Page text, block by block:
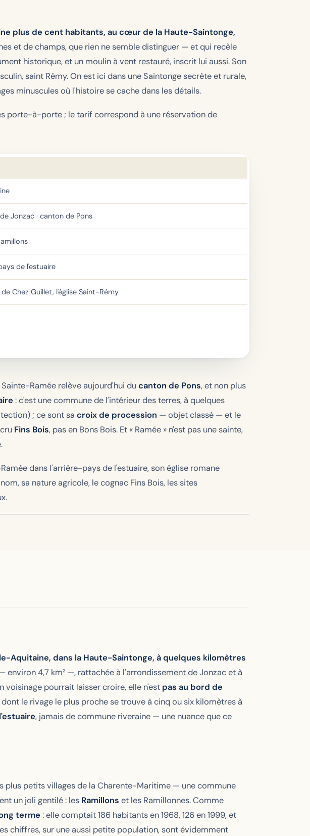
plus de cent habitants, au cœur de la Haute-Saintonge,
et de champs, que rien ne semble distinguer — et qui recèle
historique, et un moulin à vent restauré, inscrit lui aussi. Son
saint Rémy. On est ici dans une Saintonge secrète et rurale,
minuscules où l'histoire se cache dans les détails.
porte-à-porte ; le tarif correspond à une réservation de
Jonzac · canton de Pons
de l'estuaire
Chez Guillet, l'église Saint-Rémy
Ramée relève aujourd'hui ducanton de Pons, et non plus
: c'est une commune de l'intérieur des terres, à quelques
; ce sont sa croix de procession — objet classé — et le
Fins Bois, pas en Bons Bois. Et « Ramée » n'est pas une sainte,
dans l'arrière-pays de l'estuaire, son église romane
sa nature agricole, le cognac Fins Bois, les sites
Aquitaine, dans la Haute-Saintonge, à quelques kilomètres
4,7 km² —, rattachée à l'arrondissement de Jonzac et à
pourrait laisser croire, elle n'est pas au bord de
le rivage le plus proche se trouve à cinq ou six kilomètres à
, jamais de commune riveraine — une nuance que ce
plus petits villages de la Charente-Maritime — une commune
un joli gentilé : les Ramillons et les Ramillonnes. Comme
terme : elle comptait 186 habitants en 1968, 126 en 1999, et
chiffres, sur une aussi petite population, sont évidemment